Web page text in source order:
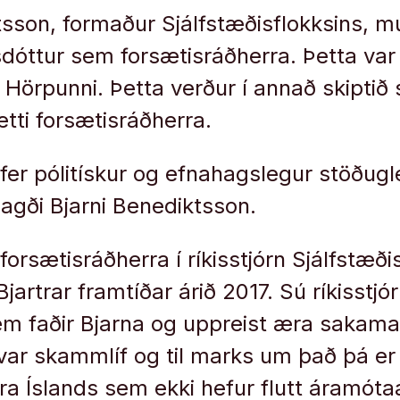
formaður Sjálfstæðisflokksins,
sem forsætisráðherra. Þetta
Þetta verður í annað skiptið
forsætisráðherra.
pólitískur og efnahagslegur
Bjarni Benediktsson.
í ríkisstjórn
framtíðar árið 2017. Sú
faðir Bjarna og uppreist æra
skammlíf og til marks um það þá er
Íslands sem ekki hefur flutt